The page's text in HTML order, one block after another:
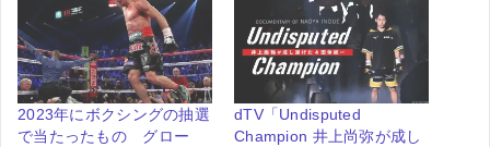
中…
2023年にボクシングの抽選
で当たったもの グロー
dTV「Undisputed
Champion 井上尚弥が成し